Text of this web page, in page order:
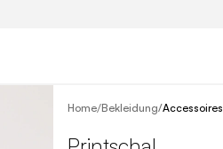
Home/Bekleidung/Accessoires